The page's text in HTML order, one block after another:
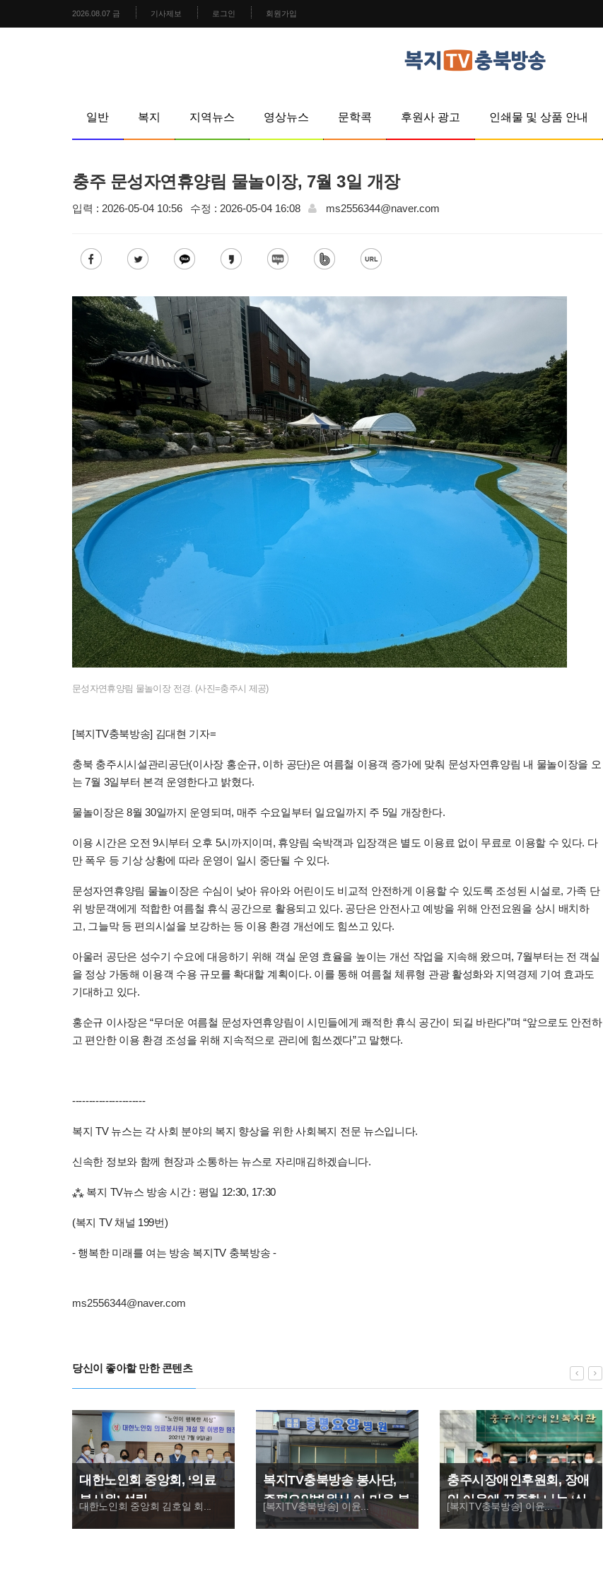
2026.08.07 금 기사제보 로그인 회원가입
일반 복지 지역뉴스 영상뉴스 문학콕 후원사 광고 인쇄물 및 상품 안내
충주 문성자연휴양림 물놀이장, 7월 3일 개장
입력 : 2026-05-04 10:56 수정 : 2026-05-04 16:08 ms2556344@naver.com
문성자연휴양림 물놀이장 전경. (사진=충주시 제공)
[복지TV충북방송] 김대현 기자=
충북 충주시시설관리공단(이사장 홍순규, 이하 공단)은 여름철 이용객 증가에 맞춰 문성자연휴양림 내 물놀이장을 오
는 7월 3일부터 본격 운영한다고 밝혔다.
물놀이장은 8월 30일까지 운영되며, 매주 수요일부터 일요일까지 주 5일 개장한다.
이용 시간은 오전 9시부터 오후 5시까지이며, 휴양림 숙박객과 입장객은 별도 이용료 없이 무료로 이용할 수 있다. 다
만 폭우 등 기상 상황에 따라 운영이 일시 중단될 수 있다.
문성자연휴양림 물놀이장은 수심이 낮아 유아와 어린이도 비교적 안전하게 이용할 수 있도록 조성된 시설로, 가족 단
위 방문객에게 적합한 여름철 휴식 공간으로 활용되고 있다. 공단은 안전사고 예방을 위해 안전요원을 상시 배치하
고, 그늘막 등 편의시설을 보강하는 등 이용 환경 개선에도 힘쓰고 있다.
아울러 공단은 성수기 수요에 대응하기 위해 객실 운영 효율을 높이는 개선 작업을 지속해 왔으며, 7월부터는 전 객실
을 정상 가동해 이용객 수용 규모를 확대할 계획이다. 이를 통해 여름철 체류형 관광 활성화와 지역경제 기여 효과도
기대하고 있다.
홍순규 이사장은 “무더운 여름철 문성자연휴양림이 시민들에게 쾌적한 휴식 공간이 되길 바란다”며 “앞으로도 안전하
고 편안한 이용 환경 조성을 위해 지속적으로 관리에 힘쓰겠다”고 말했다.
----------------------
복지 TV 뉴스는 각 사회 분야의 복지 향상을 위한 사회복지 전문 뉴스입니다.
신속한 정보와 함께 현장과 소통하는 뉴스로 자리매김하겠습니다.
⁂ 복지 TV뉴스 방송 시간 : 평일 12:30, 17:30
(복지 TV 채널 199번)
- 행복한 미래를 여는 방송 복지TV 충북방송 -
ms2556344@naver.com
당신이 좋아할 만한 콘텐츠
대한노인회 중앙회, ‘의료
봉사원’ 설립
대한노인회 중앙회 김호일 회...
복지TV충북방송 봉사단,
증평요양병원서 이·미용 봉
사활동
[복지TV충북방송] 이윤...
충주시장애인후원회, 장애
인 이웃에 꾸준한 나눔 ‘실
천’
[복지TV충북방송] 이윤...